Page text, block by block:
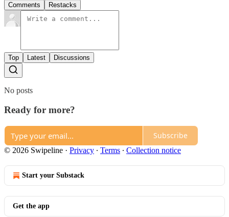
Comments Restacks
Top Latest Discussions
No posts
Ready for more?
Subscribe
© 2026 Swipeline · Privacy ∙ Terms ∙ Collection notice
Start your Substack
Get the app